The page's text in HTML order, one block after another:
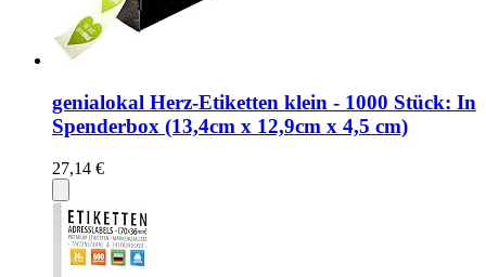
genialokal Herz-Etiketten klein - 1000 Stück: In
Spenderbox (13,4cm x 12,9cm x 4,5 cm)
27,14 €